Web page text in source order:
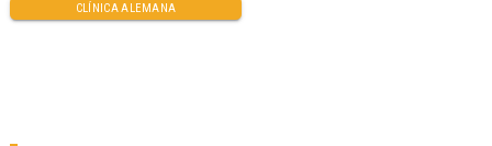
CLÍNICA ALEMANA